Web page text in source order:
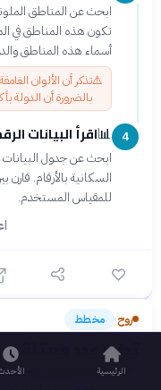
ابحث عن المناطق
تكون هذه المناطق في
أسماء هذه المناطق
⚠️تذكر أن الألوان
بالضرورة أن الدولة
4
📊اقرأ البيانات
ابحث عن جدول البيانات
السكانية بالأرقام.
للمقياس المستخدم.
روح› مخطط
تطور عدد معتنقي
الرئيسية